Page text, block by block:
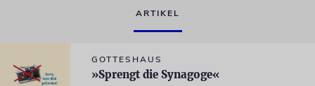
ARTIKEL
GOTTESHAUS
»Sprengt die Synagoge«